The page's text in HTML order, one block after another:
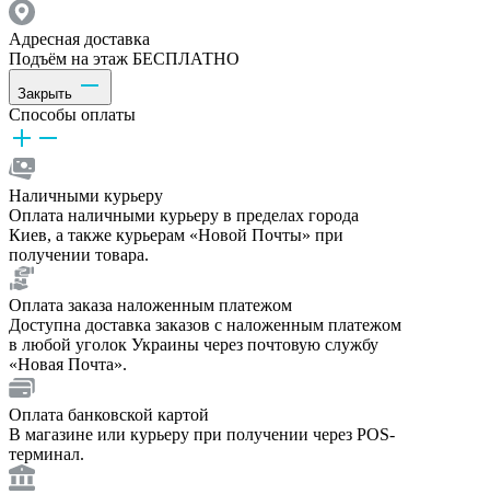
Адресная доставка
Подъём на этаж БЕСПЛАТНО
Закрыть
Способы оплаты
Наличными курьеру
Оплата наличными курьеру в пределах города
Киев, а также курьерам «Новой Почты» при
получении товара.
Оплата заказа наложенным платежом
Доступна доставка заказов с наложенным платежом
в любой уголок Украины через почтовую службу
«Новая Почта».
Оплата банковской картой
В магазине или курьеру при получении через POS-
терминал.